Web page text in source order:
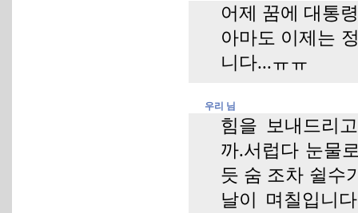
어제 꿈에 대통
아마도 이제는
니다...ㅠㅠ
우리 님
힘을 보내드리
까.서럽다 눈물
듯 숨 조차 쉴수
날이 며칠입니